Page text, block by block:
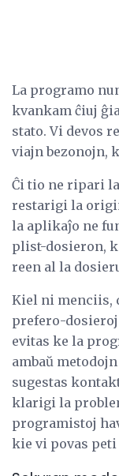
La programo
kvankam ĉiuj
stato. Vi devos
viajn bezonojn,
Ĉi tio ne ripari
restarigi la
la aplikaĵo ne
plist-dosieron,
reen al la
Kiel ni menciis,
prefero-
evitas ke la
ambaŭ
sugestas
klarigi la
programistoj
kie vi povas